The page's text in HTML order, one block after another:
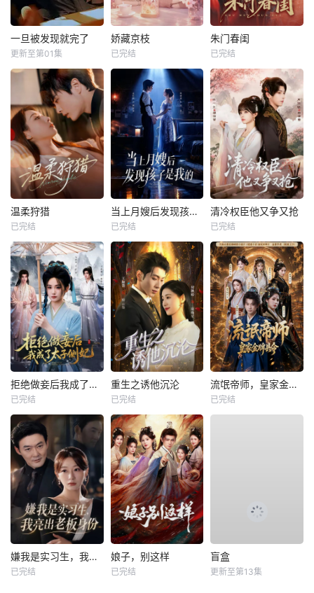
一旦被发现就完了
更新至第01集
娇藏京枝
已完结
朱门春闺
已完结
温柔狩猎
已完结
当上月嫂后发现孩子是我的
已完结
清冷权臣他又争又抢
已完结
拒绝做妾后我成了太子侧妃
已完结
重生之诱他沉沦
已完结
流氓帝师，皇家金牌县令
已完结
嫌我是实习生，我亮出老板身份
已完结
娘子，别这样
已完结
盲盒
更新至第13集